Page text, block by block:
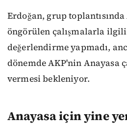
Erdoğan, grup
öngörülen çalışmalarla
değerlendirme yapmadı,
dönemde AKP'nin Anayasa
vermesi bekleniyor.
Anayasa için yine